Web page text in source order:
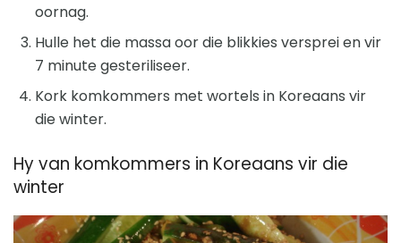
oornag.
Hulle het die massa oor die blikkies versprei en vir
7 minute gesteriliseer.
Kork komkommers met wortels in Koreaans vir
die winter.
Hy van komkommers in Koreaans vir die
winter